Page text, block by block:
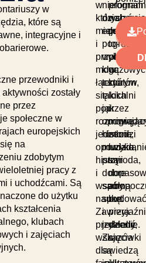
w
które są
integracyjne i
przewodniki i
zostały
przez
społeczne w
europejskich
na
zdobytym
pracy z
i uchodźcami. Są
do użytku
kształcenia
klubach
i zajęciach
w
których
miejscowi
i
przybysze
mogą
łączyć
się
poprzez
rozmowę,
jedzenie,
historii
i
wspólną
naukę.
Zawiera
przykłady,
wskazówki
dla
działań
wokół
tematów,
takich
jak
historii,
muzyka,
przyroda,
dobre
sport
i
jedzenie.
Zajęcia
są
program
wsparcia
peer-
to-
peer,
w
którym
lokalni
i
młodzi
ludzie
są
aby
dzielić
się
wiedzą
PLFR